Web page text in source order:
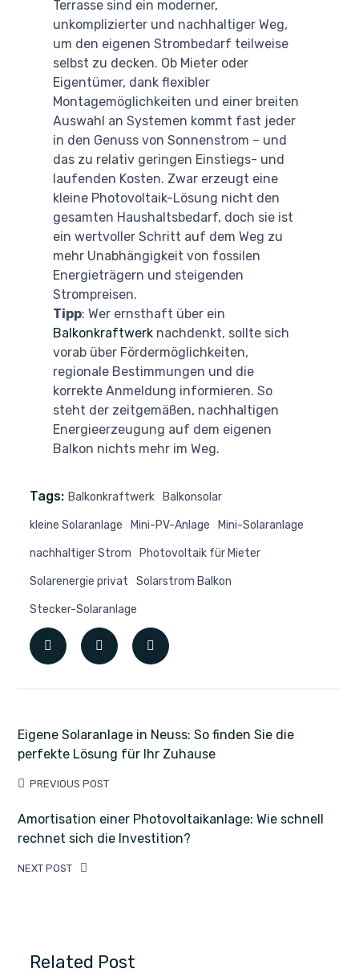
Terrasse sind ein moderner,
unkomplizierter und nachhaltiger Weg,
um den eigenen Strombedarf teilweise
selbst zu decken. Ob Mieter oder
Eigentümer, dank flexibler
Montagemöglichkeiten und einer breiten
Auswahl an Systemen kommt fast jeder
in den Genuss von Sonnenstrom – und
das zu relativ geringen Einstiegs- und
laufenden Kosten. Zwar erzeugt eine
kleine Photovoltaik-Lösung nicht den
gesamten Haushaltsbedarf, doch sie ist
ein wertvoller Schritt auf dem Weg zu
mehr Unabhängigkeit von fossilen
Energieträgern und steigenden
Strompreisen.
Tipp: Wer ernsthaft über ein
Balkonkraftwerk nachdenkt, sollte sich
vorab über Fördermöglichkeiten,
regionale Bestimmungen und die
korrekte Anmeldung informieren. So
steht der zeitgemäßen, nachhaltigen
Energieerzeugung auf dem eigenen
Balkon nichts mehr im Weg.
Tags: Balkonkraftwerk Balkonsolar
kleine Solaranlage Mini-PV-Anlage Mini-Solaranlage
nachhaltiger Strom Photovoltaik für Mieter
Solarenergie privat Solarstrom Balkon
Stecker-Solaranlage
Eigene Solaranlage in Neuss: So finden Sie die
perfekte Lösung für Ihr Zuhause
PREVIOUS POST
Amortisation einer Photovoltaikanlage: Wie schnell
rechnet sich die Investition?
NEXT POST
Related Post